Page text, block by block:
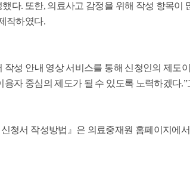
다. 또한, 의료사고 감정을 위해 작성 항목
작하였다.
작성 안내 영상 서비스를 통해 신청인의 제도
자 중심의 제도가 될 수 있도록 노력하겠다.”
청서 작성방법』은 의료중재원 홈페이지에